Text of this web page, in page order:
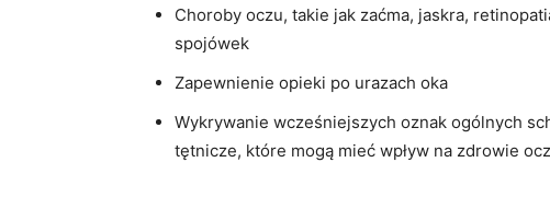
Choroby oczu, takie jak zaćma, jaskra,
spojówek
Zapewnienie opieki po urazach oka
Wykrywanie wcześniejszych oznak ogólnych
tętnicze, które mogą mieć wpływ na zdrowie